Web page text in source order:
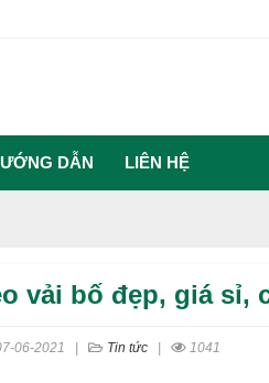
DẪN LIÊN HỆ
vải bố đẹp, giá sỉ,
06-2021 Tin tức| 1041